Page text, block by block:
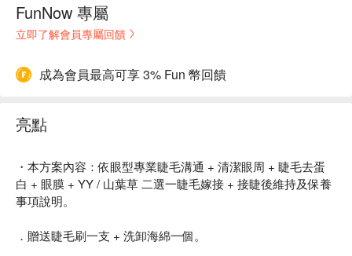
FunNow 專屬
立即了解會員專屬回饋
成為會員最高可享 3% Fun 幣回饋
亮點
・本方案內容：依眼型專業睫毛溝通 + 清潔眼周 + 睫毛去蛋
白 + 眼膜 + YY / 山葉草 二選一睫毛嫁接 + 接睫後維持及保養
事項說明。
．贈送睫毛刷一支 + 洗卸海綿一個。